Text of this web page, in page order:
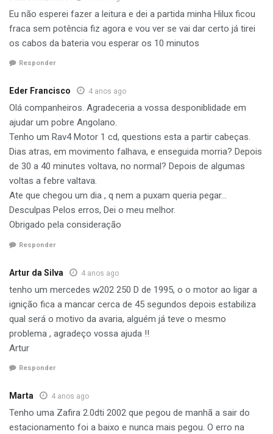
Eu não esperei fazer a leitura e dei a partida minha Hilux ficou
fraca sem potência fiz agora e vou ver se vai dar certo já tirei
os cabos da bateria vou esperar os 10 minutos
Responder
Eder Francisco 4 anos ago
Olá companheiros. Agradeceria a vossa desponiblidade em
ajudar um pobre Angolano.
Tenho um Rav4 Motor 1 cd, questions esta a partir cabeças.
Dias atras, em movimento falhava, e enseguida morria? Depois
de 30 a 40 minutes voltava, no normal? Depois de algumas
voltas a febre valtava.
Ate que chegou um dia , q nem a puxam queria pegar…
Desculpas Pelos erros, Dei o meu melhor.
Obrigado pela consideração
Responder
Artur da Silva 4 anos ago
tenho um mercedes w202 250 D de 1995, o o motor ao ligar a
ignição fica a mancar cerca de 45 segundos depois estabiliza
qual será o motivo da avaria, alguém já teve o mesmo
problema , agradeço vossa ajuda !!
Artur
Responder
Marta 4 anos ago
Tenho uma Zafira 2.0dti 2002 que pegou de manhã a sair do
estacionamento foi a baixo e nunca mais pegou. O erro na